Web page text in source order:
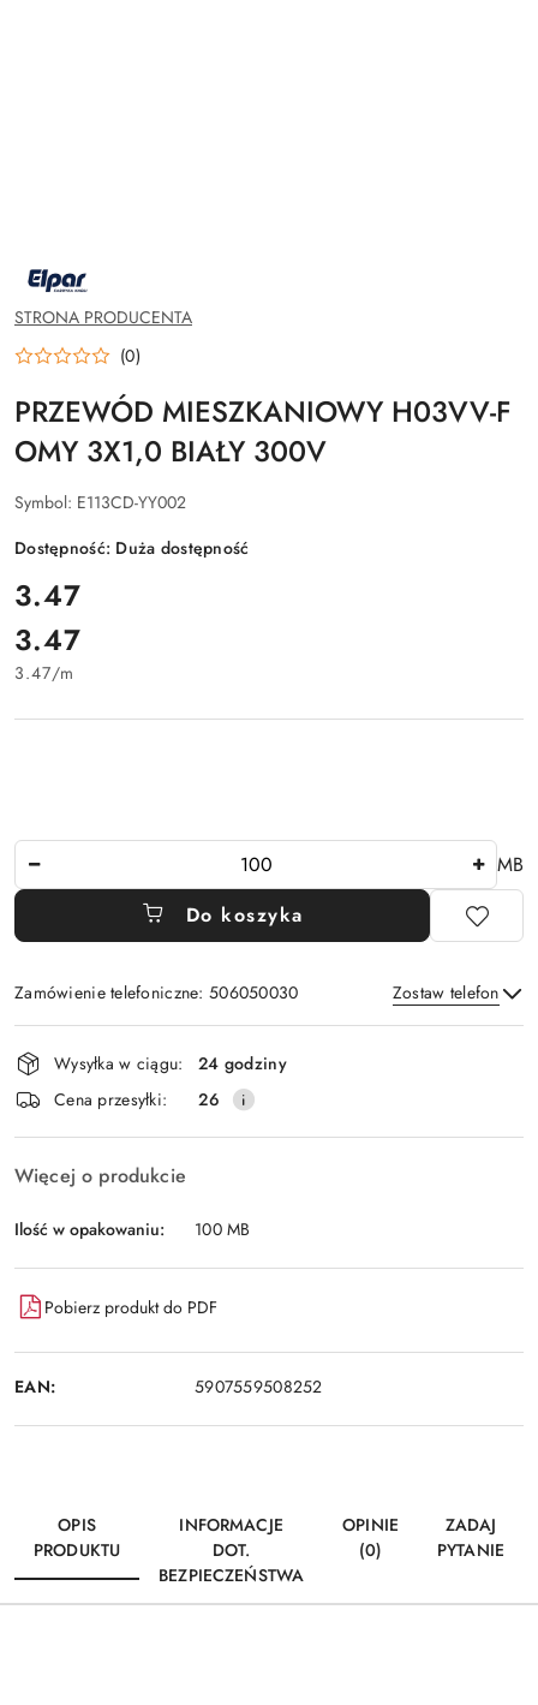
NAZWA
PRODUCENTA:
ELPAR
STRONA PRODUCENTA
(0)
PRZEWÓD MIESZKANIOWY H03VV-F
OMY 3X1,0 BIAŁY 300V
Symbol: E113CD-YY002
Dostępność: Duża dostępność
cena:
3.47
Cena:
3.47
3.47/m
MB
Do koszyka
Zamówienie telefoniczne: 506050030 Zostaw telefon
Wyślij
Dostępność
i
dostawa
Wysyłka w ciągu:
24 godziny
Cena przesyłki:
26
Więcej o produkcie
Ilość w opakowaniu: 100 MB
Pobierz produkt do PDF
EAN: 5907559508252
OPIS
PRODUKTU
INFORMACJE
DOT.
BEZPIECZEŃSTWA
OPINIE
(0)
ZADAJ
PYTANIE